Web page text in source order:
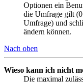
Optionen ein
die Umfrage gilt
Umfrage) und
ändern können.
Nach oben
Wieso kann ich nicht
Die maximal